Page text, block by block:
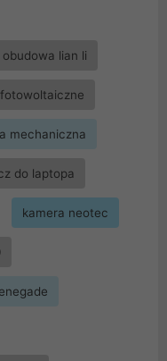
obudowa lian li
mechaniczna
do laptopa
kamera neotec